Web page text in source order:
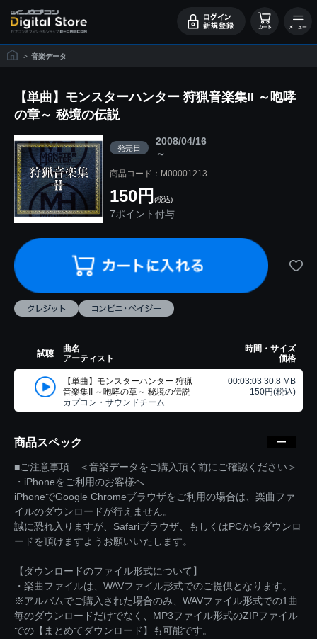
> 音楽データ
【単曲】モンスターハンター 狩猟音楽集II ～咆哮
の章～ 秘境の伝説
発売日
2008/04/16
～
商品コード：M00001213
150円 (税込)
7ポイント付与
試聴
曲名
アーティスト
時間・サイズ
価格
【単曲】モンスターハンター 狩猟
音楽集II ～咆哮の章～ 秘境の伝説
カプコン・サウンドチーム
00:03:03 30.8 MB
150円(税込)
商品スペック
■ご注意事項 ＜音楽データをご購入頂く前にご確認ください＞
・iPhoneをご利用のお客様へ
iPhoneでGoogle Chromeブラウザをご利用の場合は、楽曲ファ
イルのダウンロードが行えません。
誠に恐れ入りますが、Safariブラウザ、もしくはPCからダウンロ
ードを頂けますようお願いいたします。
【ダウンロードのファイル形式について】
・楽曲ファイルは、WAVファイル形式でのご提供となります。
※アルバムでご購入された場合のみ、WAVファイル形式での1曲
毎のダウンロードだけでなく、MP3ファイル形式のZIPファイル
での【まとめてダウンロード】も可能です。